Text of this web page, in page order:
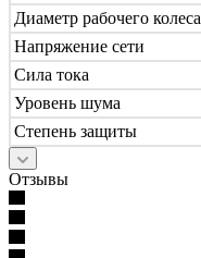
Диаметр рабочего колеса
Напряжение сети
Сила тока
Уровень шума
Степень защиты
Отзывы